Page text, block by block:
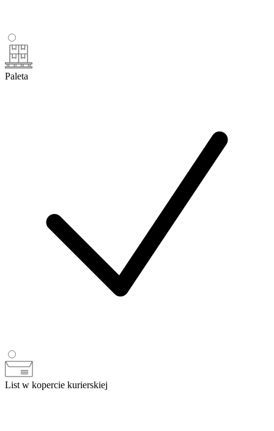
Paleta
List w kopercie kurierskiej